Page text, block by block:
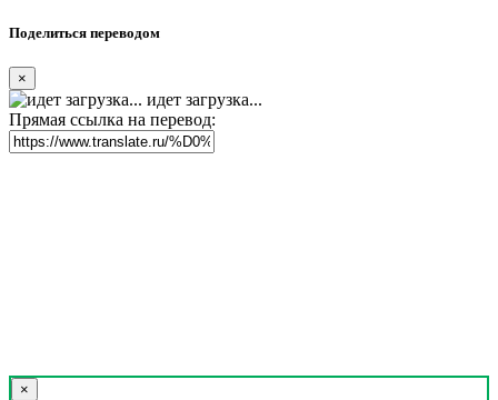
Поделиться переводом
×
идет загрузка...
Прямая ссылка на перевод:
×